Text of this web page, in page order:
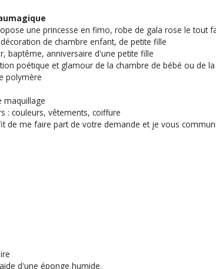
une princesse en fimo, robe de gala rose le tout
de chambre enfant, de petite fille
baptême, anniversaire d'une petite fille
poétique et glamour de la chambre de bébé ou de
polymère
maquillage
: couleurs, vêtements, coiffure
me faire part de votre demande et je vous
d'une éponge humide.